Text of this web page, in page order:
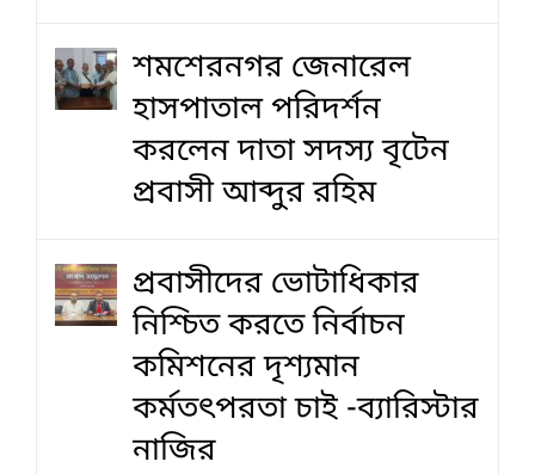
শমশেরনগর জেনারেল
হাসপাতাল পরিদর্শন
করলেন দাতা সদস্য বৃটেন
প্রবাসী আব্দুর রহিম
প্রবাসীদের ভোটাধিকার
নিশ্চিত করতে নির্বাচন
কমিশনের দৃশ‍্যমান
কর্মতৎপরতা চাই -ব্যারিস্টার
নাজির